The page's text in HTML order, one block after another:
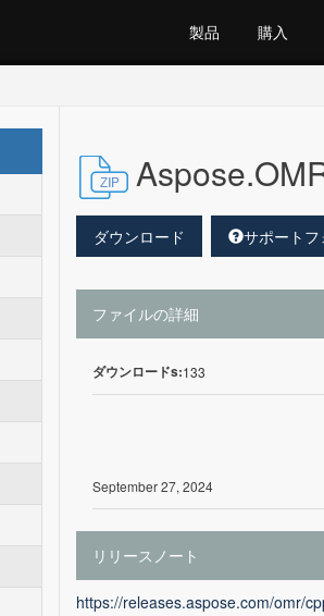
製品 購入
ダウンロード サポートフ
ファイルの詳細
ダウンロードs:133
September 27, 2024
リリースノート
https://releases.aspose.com/omr/